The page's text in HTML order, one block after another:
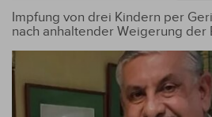
Impfung von drei Kindern per
nach anhaltender Weigerung der